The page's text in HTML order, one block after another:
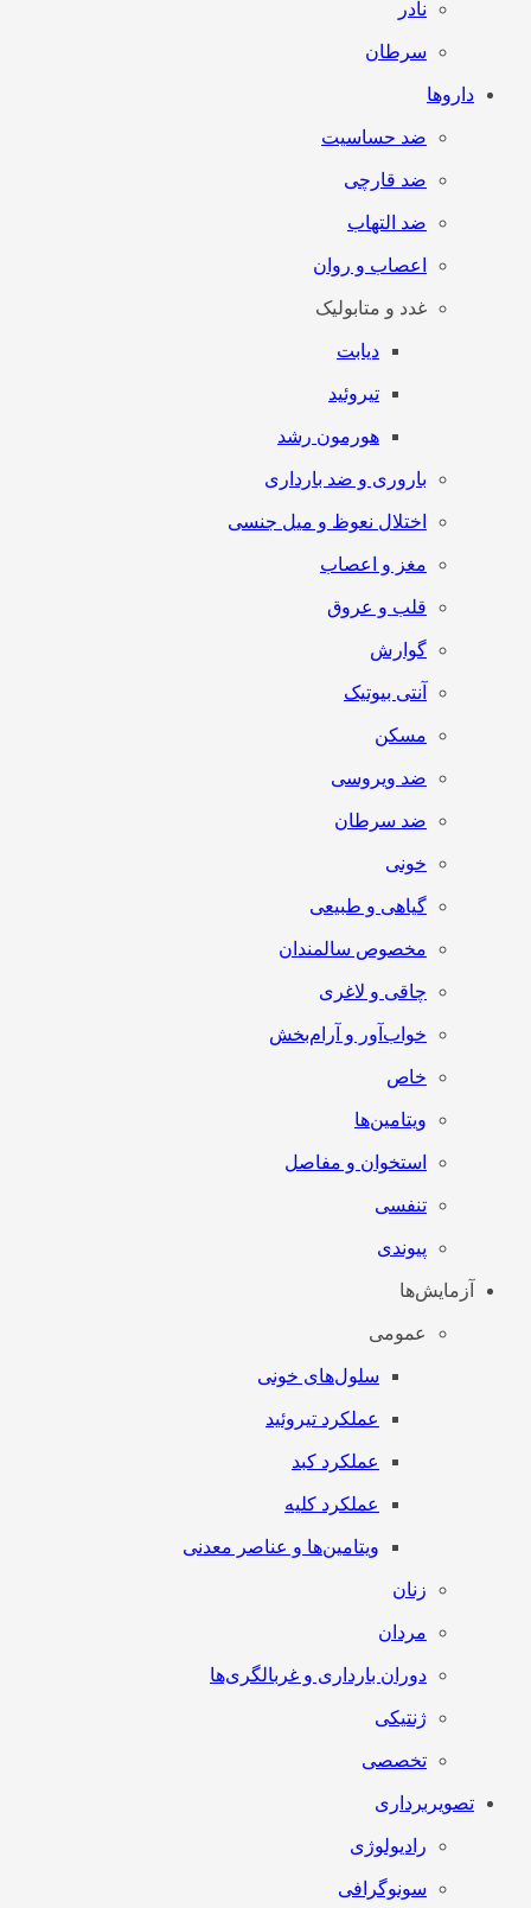
نادر
سرطان
داروها
ضد حساسیت
ضد قارچی
ضد التهاب
اعصاب و روان
غدد و متابولیک
دیابت
تیروئید
هورمون رشد
باروری و ضد بارداری
اختلال نعوظ و میل جنسی
مغز و اعصاب
قلب و عروق
گوارش
آنتی‌ بیوتیک
مسکن
ضد ویروسی
ضد سرطان
خونی
گیاهی و طبیعی
مخصوص سالمندان
چاقی و لاغری
خواب‌آور و آرام‌بخش
خاص
ویتامین‌ها
استخوان و مفاصل
تنفسی
پیوندی
آزمایش‌ها
عمومی
سلول‌های خونی
عملکرد تیروئید
عملکرد کبد
عملکرد کلیه
ویتامین‌ها و عناصر معدنی
زنان
مردان
دوران بارداری و غربالگری‌ها
ژنتیکی
تخصصی
تصویربرداری
رادیولوژی
سونوگرافی